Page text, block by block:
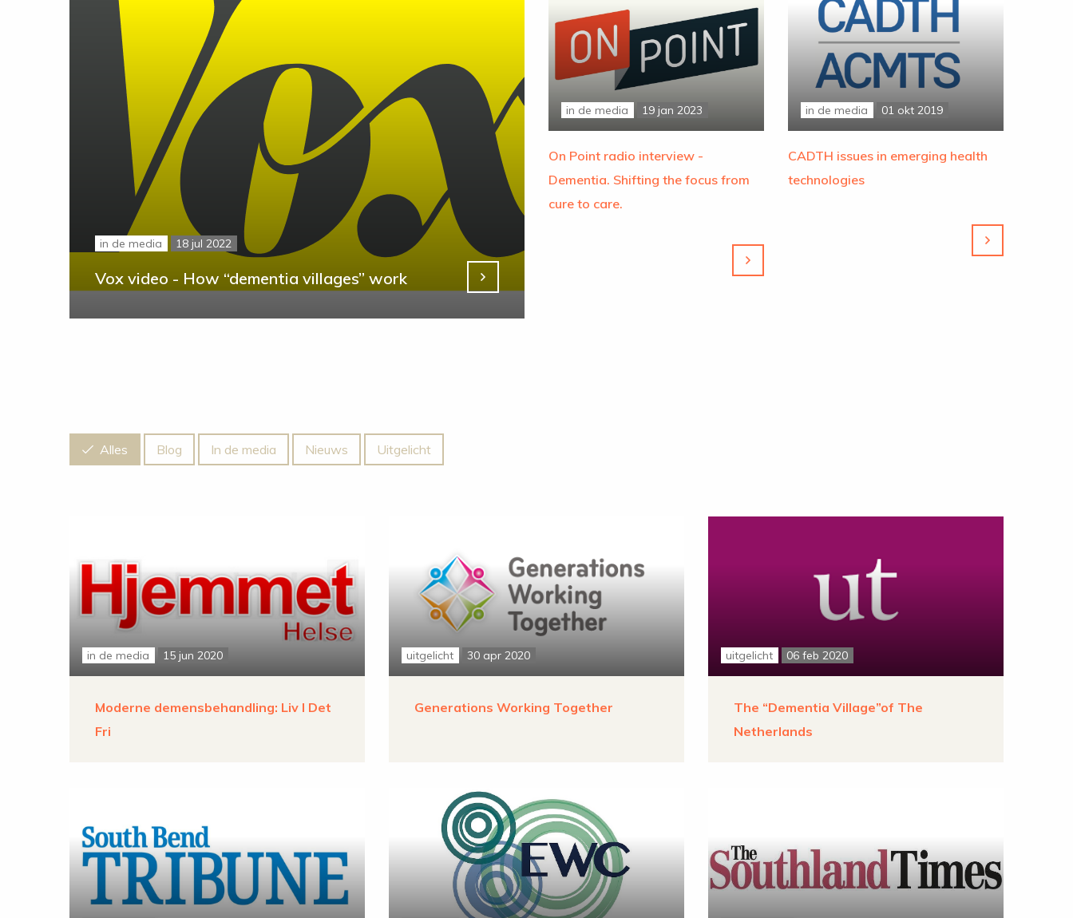
in de media 18 jul 2022
Vox video - How “dementia villages” work
in de media 19 jan 2023
On Point radio interview -
Dementia. Shifting the focus from
cure to care.
in de media 01 okt 2019
CADTH issues in emerging health
technologies
Alles Blog In de media Nieuws Uitgelicht
in de media 15 jun 2020
Moderne demensbehandling: Liv I Det
Fri
uitgelicht 30 apr 2020
Generations Working Together
uitgelicht 06 feb 2020
The “Dementia Village”of The
Netherlands